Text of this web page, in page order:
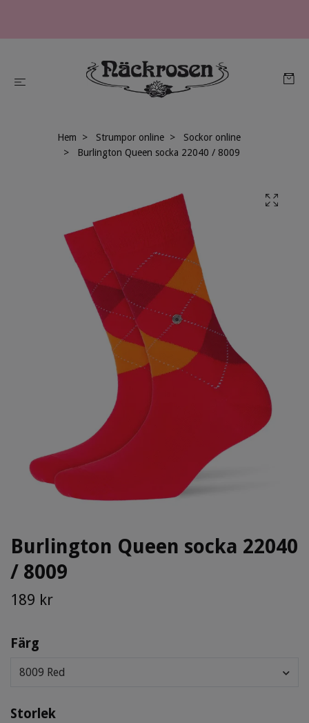
Hem Strumpor online
Sockor online
Burlington Queen socka 22040 / 8009
Burlington Queen socka 22040
/ 8009
189 kr
Färg
8009 Red
Storlek